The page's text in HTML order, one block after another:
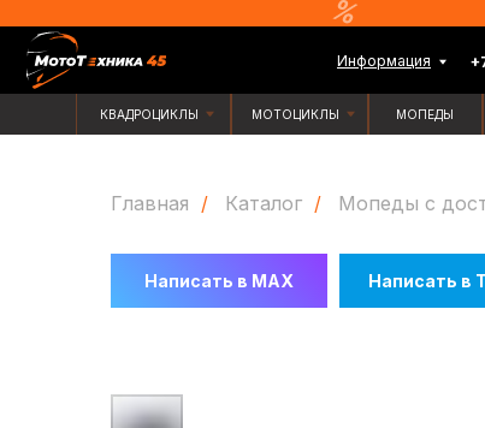
Информация +7 (912)
Главная / Каталог / Мопеды с
Написать в MAX Написать в